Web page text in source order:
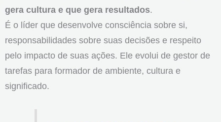
gera cultura e que gera resultados.
É o líder que desenvolve consciência sobre si,
responsabilidades sobre suas decisões e respeito
pelo impacto de suas ações. Ele evolui de gestor de
tarefas para formador de ambiente, cultura e
significado.